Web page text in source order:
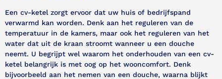
Een cv-ketel zorgt ervoor dat uw huis of bedrijfspand
verwarmd kan worden. Denk aan het reguleren van de
temperatuur in de kamers, maar ook het reguleren van het
water dat uit de kraan stroomt wanneer u een douche
neemt. U begrijpt wel waarom het onderhouden van een cv-
ketel belangrijk is met oog op het wooncomfort. Denk
bijvoorbeeld aan het nemen van een douche, waarna blijkt